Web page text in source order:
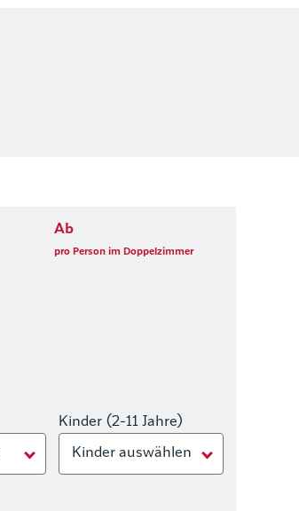
Ab
pro Person im Doppelzimmer
Kinder (2-11 Jahre)
Kinder auswählen